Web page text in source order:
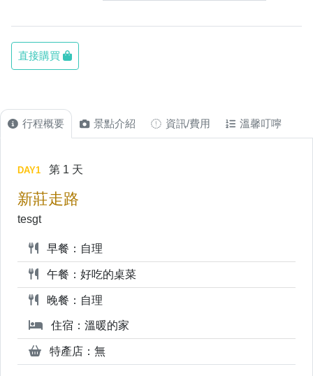
直接購買
行程概要 景點介紹 資訊/費用 溫馨叮嚀
DAY1 第 1 天
新莊走路
tesgt
早餐：自理
午餐：好吃的桌菜
晚餐：自理
住宿：溫暖的家
特產店：無